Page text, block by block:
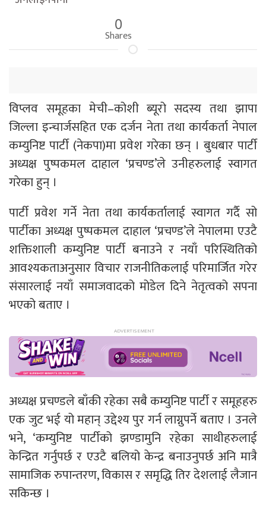
0
Shares
विप्लव समूहका मेची–कोशी ब्यूरो सदस्य तथा झापा
जिल्ला इन्चार्जसहित एक दर्जन नेता तथा कार्यकर्ता नेपाल
कम्युनिष्ट पार्टी (नेकपा)मा प्रवेश गरेका छन् । बुधबार पार्टी
अध्यक्ष पुष्पकमल दाहाल ‘प्रचण्ड’ले उनीहरुलाई स्वागत
गरेका हुन् ।
पार्टी प्रवेश गर्ने नेता तथा कार्यकर्तालाई स्वागत गर्दै सो
पार्टीका अध्यक्ष पुष्पकमल दाहाल ‘प्रचण्ड’ले नेपालमा एउटै
शक्तिशाली कम्युनिष्ट पार्टी बनाउने र नयाँ परिस्थितिको
आवश्यकताअनुसार विचार राजनीतिकलाई परिमार्जित गरेर
संसारलाई नयाँ समाजवादको मोडेल दिने नेतृत्वको सपना
भएको बताए ।
अध्यक्ष प्रचण्डले बाँकी रहेका सबै कम्युनिष्ट पार्टी र समूहहरु
एक जुट भई यो महान् उद्देश्य पुर गर्न लाग्नुपर्ने बताए । उनले
भने, ‘कम्युनिष्ट पार्टीको झण्डामुनि रहेका साथीहरुलाई
केन्द्रित गर्नुपर्छ र एउटै बलियो केन्द्र बनाउनुपर्छ अनि मात्रै
सामाजिक रुपान्तरण, विकास र समृद्धि तिर देशलाई लैजान
सकिन्छ ।